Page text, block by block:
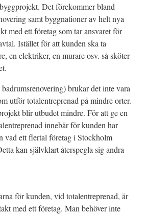
Det förekommer bland
samt byggnationer av helt nya
med ett företag som tar ansvaret för
Istället för att kunden ska ta
en elektriker, en murare osv. så sköter
brukar det inte vara
utför totalentreprenad på mindre orter.
blir utbudet mindre. För att ge en
innebär för kunden har
vad ett flertal företag i Stockholm
kan självklart återspegla sig andra
för kunden, vid totalentreprenad, är
med ett företag. Man behöver inte